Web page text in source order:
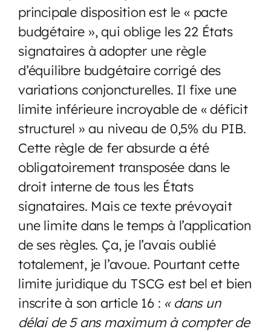
principale disposition est le « pacte
budgétaire », qui oblige les 22 États
signataires à adopter une règle
d’équilibre budgétaire corrigé des
variations conjoncturelles. Il fixe une
limite inférieure incroyable de « déficit
structurel » au niveau de 0,5% du PIB.
Cette règle de fer absurde a été
obligatoirement transposée dans le
droit interne de tous les États
signataires. Mais ce texte prévoyait
une limite dans le temps à l’application
de ses règles. Ça, je l’avais oublié
totalement, je l’avoue. Pourtant cette
limite juridique du TSCG est bel et bien
inscrite à son article 16 : « dans un
délai de 5 ans maximum à compter de